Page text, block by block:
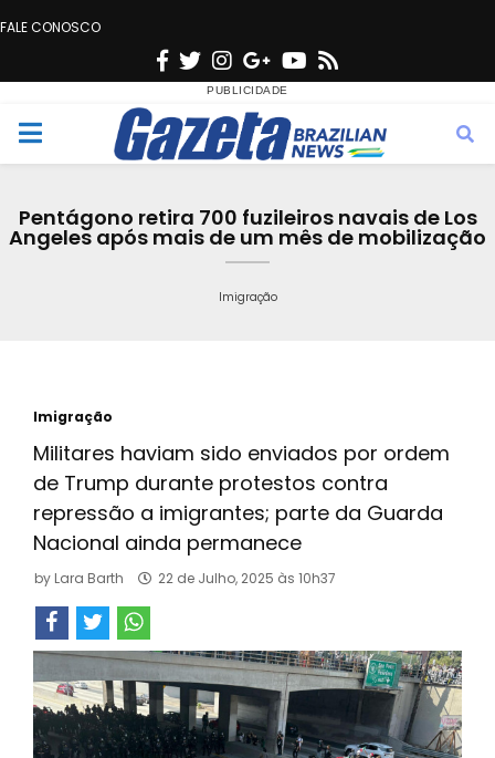
FALE CONOSCO
F
c
e
o
T
w
i
t
e
n
s
t
g
r
a
G
o
o
g
e
Y
u
t
b
s
M
n
Pentágono retira 700 fuzileiros navais de Los
Angeles após mais de um mês de mobilização
Imigração
Imigração
Militares haviam sido enviados por ordem
de Trump durante protestos contra
repressão a imigrantes; parte da Guarda
Nacional ainda permanece
by Lara Barth 22 de Julho, 2025 às 10h37